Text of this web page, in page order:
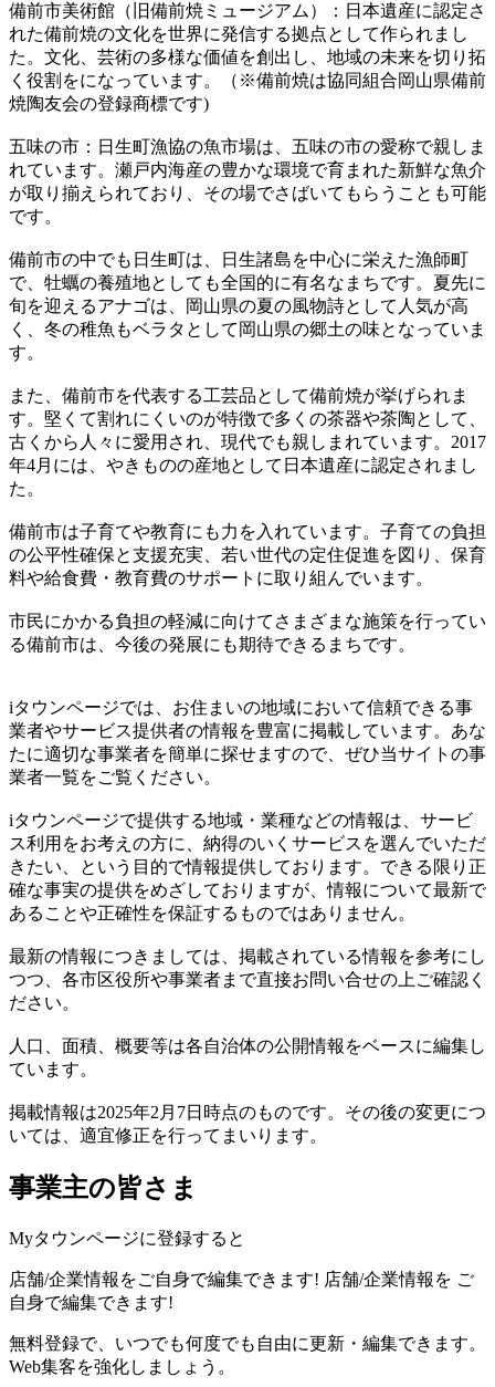
備前市美術館（旧備前焼ミュージアム）：日本遺産に認定さ
れた備前焼の文化を世界に発信する拠点として作られまし
た。文化、芸術の多様な価値を創出し、地域の未来を切り拓
く役割をになっています。（※備前焼は協同組合岡山県備前
焼陶友会の登録商標です)
五味の市：日生町漁協の魚市場は、五味の市の愛称で親しま
れています。瀬戸内海産の豊かな環境で育まれた新鮮な魚介
が取り揃えられており、その場でさばいてもらうことも可能
です。
備前市の中でも日生町は、日生諸島を中心に栄えた漁師町
で、牡蠣の養殖地としても全国的に有名なまちです。夏先に
旬を迎えるアナゴは、岡山県の夏の風物詩として人気が高
く、冬の稚魚もベラタとして岡山県の郷土の味となっていま
す。
また、備前市を代表する工芸品として備前焼が挙げられま
す。堅くて割れにくいのが特徴で多くの茶器や茶陶として、
古くから人々に愛用され、現代でも親しまれています。2017
年4月には、やきものの産地として日本遺産に認定されまし
た。
備前市は子育てや教育にも力を入れています。子育ての負担
の公平性確保と支援充実、若い世代の定住促進を図り、保育
料や給食費・教育費のサポートに取り組んでいます。
市民にかかる負担の軽減に向けてさまざまな施策を行ってい
る備前市は、今後の発展にも期待できるまちです。
iタウンページでは、お住まいの地域において信頼できる事
業者やサービス提供者の情報を豊富に掲載しています。あな
たに適切な事業者を簡単に探せますので、ぜひ当サイトの事
業者一覧をご覧ください。
iタウンページで提供する地域・業種などの情報は、サービ
ス利用をお考えの方に、納得のいくサービスを選んでいただ
きたい、という目的で情報提供しております。できる限り正
確な事実の提供をめざしておりますが、情報について最新で
あることや正確性を保証するものではありません。
最新の情報につきましては、掲載されている情報を参考にし
つつ、各市区役所や事業者まで直接お問い合せの上ご確認く
ださい。
人口、面積、概要等は各自治体の公開情報をベースに編集し
ています。
掲載情報は2025年2月7日時点のものです。その後の変更につ
いては、適宜修正を行ってまいります。
事業主の皆さま
Myタウンページに登録すると
店舗/企業情報をご自身で編集できます! 店舗/企業情報を ご
自身で編集できます!
無料登録で、いつでも何度でも自由に更新・編集できます。
Web集客を強化しましょう。